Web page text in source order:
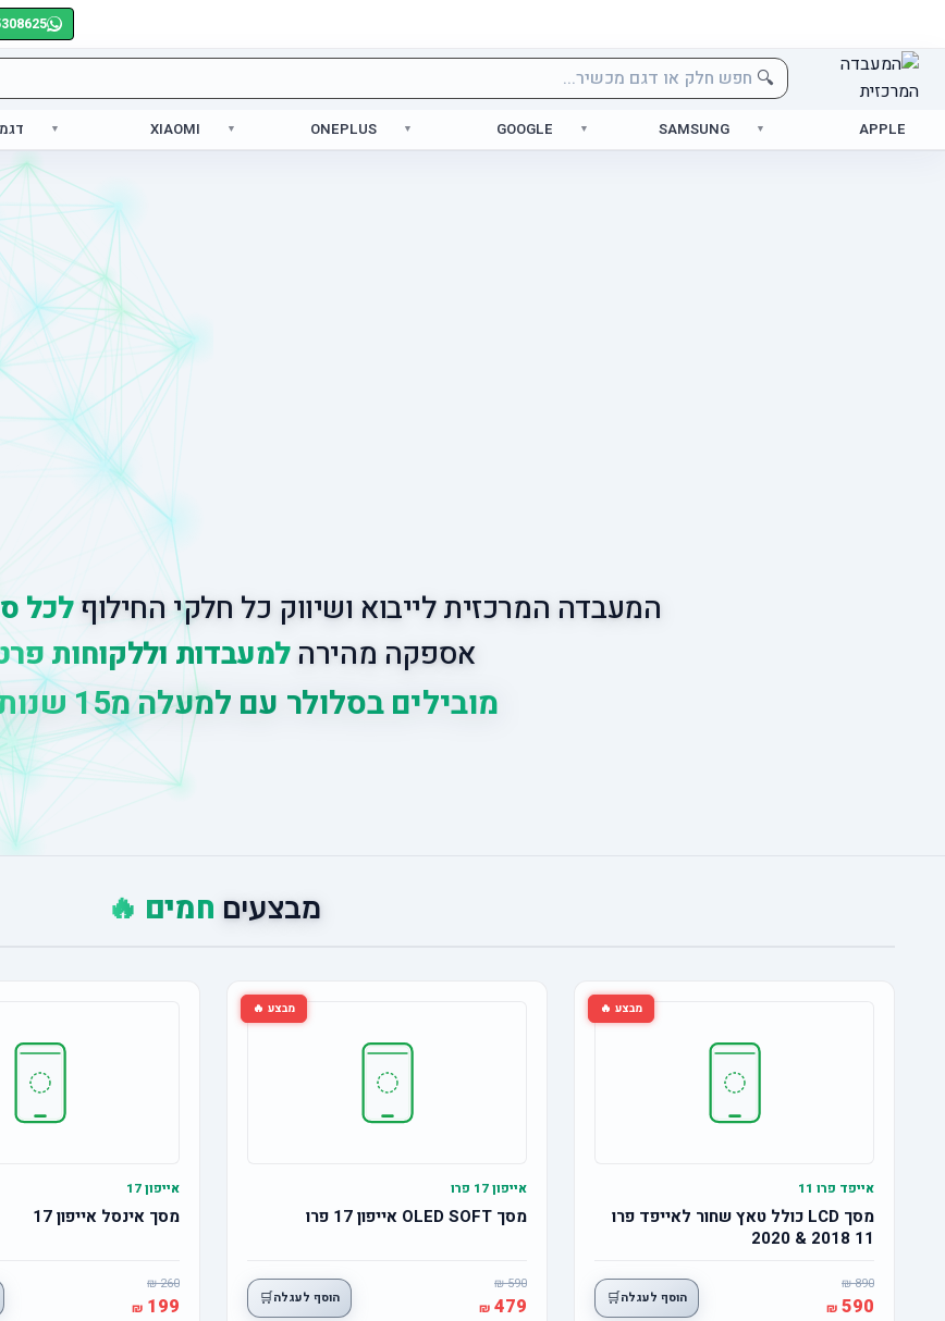
🔍
APPLE
SAMSUNG
GOOGLE
ONEPLUS
XIAOMI
המעבדה המרכזית לייבוא ושיווק כל חלקי החילוףלכל
אספקה מהירהלמעבדות וללקוחות
מובילים בסלולר עם למעלה מ15 שנות ניסיון
|
מבצעים חמים 🔥
מבצע 🔥
אייפד פרו 11
מסך LCD כולל טאץ שחור לאייפד פרו
11 2018 & 2020
890
590 הוסף לעגלה🛒
מבצע 🔥
אייפון 17 פרו
מסך OLED SOFT אייפון 17 פרו
590
479 הוסף לעגלה🛒
אייפון 17
מסך אינסל אייפון 17
260
199